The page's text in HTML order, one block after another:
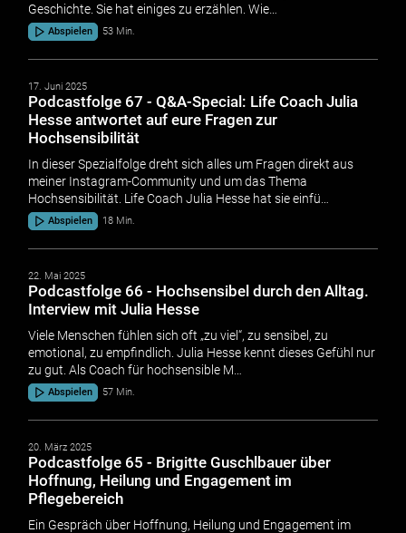
Geschichte. Sie hat einiges zu erzählen. Wie…
Abspielen 53 Min.
17. Juni 2025
Podcastfolge 67 - Q&A-Special: Life Coach Julia
Hesse antwortet auf eure Fragen zur
Hochsensibilität
In dieser Spezialfolge dreht sich alles um Fragen direkt aus
meiner Instagram-Community und um das Thema
Hochsensibilität. Life Coach Julia Hesse hat sie einfü…
Abspielen 18 Min.
22. Mai 2025
Podcastfolge 66 - Hochsensibel durch den Alltag.
Interview mit Julia Hesse
Viele Menschen fühlen sich oft „zu viel“, zu sensibel, zu
emotional, zu empfindlich. Julia Hesse kennt dieses Gefühl nur
zu gut. Als Coach für hochsensible M…
Abspielen 57 Min.
20. März 2025
Podcastfolge 65 - Brigitte Guschlbauer über
Hoffnung, Heilung und Engagement im
Pflegebereich
Ein Gespräch über Hoffnung, Heilung und Engagement im